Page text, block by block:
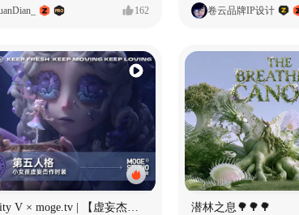
162 卷云品牌IP设计
Identity V × moge.tv | 【虚妄杰作时装】“小女孩” 潜林之息🌳🌳🌳